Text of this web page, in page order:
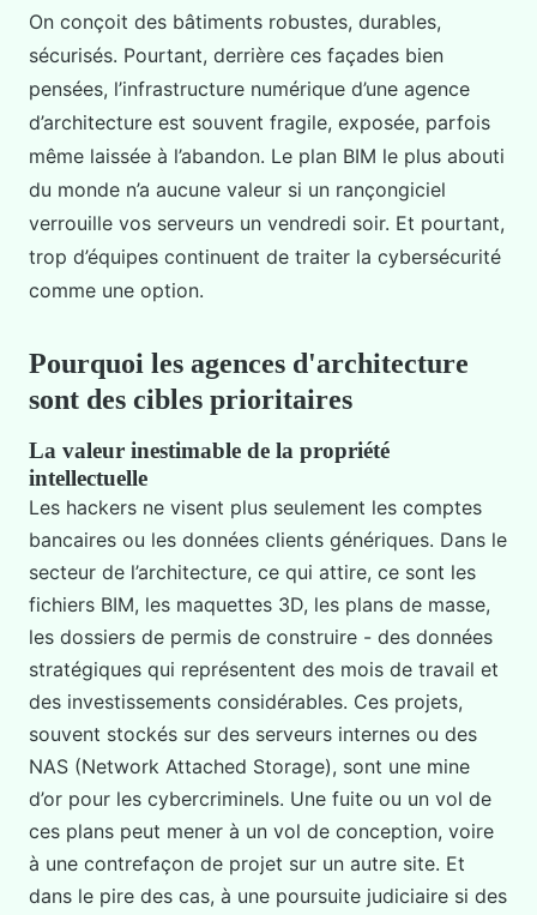
On conçoit des bâtiments robustes, durables,
sécurisés. Pourtant, derrière ces façades bien
pensées, l’infrastructure numérique d’une agence
d’architecture est souvent fragile, exposée, parfois
même laissée à l’abandon. Le plan BIM le plus abouti
du monde n’a aucune valeur si un rançongiciel
verrouille vos serveurs un vendredi soir. Et pourtant,
trop d’équipes continuent de traiter la cybersécurité
comme une option.
Pourquoi les agences d'architecture
sont des cibles prioritaires
La valeur inestimable de la propriété
intellectuelle
Les hackers ne visent plus seulement les comptes
bancaires ou les données clients génériques. Dans le
secteur de l’architecture, ce qui attire, ce sont les
fichiers BIM, les maquettes 3D, les plans de masse,
les dossiers de permis de construire - des données
stratégiques qui représentent des mois de travail et
des investissements considérables. Ces projets,
souvent stockés sur des serveurs internes ou des
NAS (Network Attached Storage), sont une mine
d’or pour les cybercriminels. Une fuite ou un vol de
ces plans peut mener à un vol de conception, voire
à une contrefaçon de projet sur un autre site. Et
dans le pire des cas, à une poursuite judiciaire si des